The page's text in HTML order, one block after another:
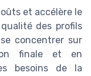
et accélère le
des profils
concentrer sur
finale et en
besoins de la